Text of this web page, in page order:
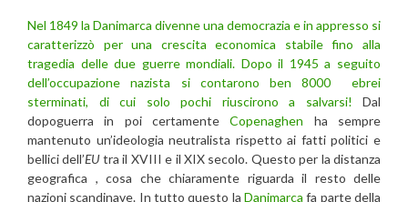
Nel 1849 la Danimarca divenne una democrazia e in appresso si
caratterizzò per una crescita economica stabile fino alla
tragedia delle due guerre mondiali. Dopo il 1945 a seguito
dell’occupazione nazista si contarono ben 8000 ebrei
sterminati, di cui solo pochi riuscirono a salvarsi! Dal
dopoguerra in poi certamenteCopenaghen ha sempre
mantenuto un’ideologia neutralista rispetto ai fatti politici e
bellici dell’EUtra il XVIII e il XIX secolo. Questo per la distanza
geografica , cosa che chiaramente riguarda il resto delle
nazioni scandinave. In tutto questo la Danimarca fa parte della